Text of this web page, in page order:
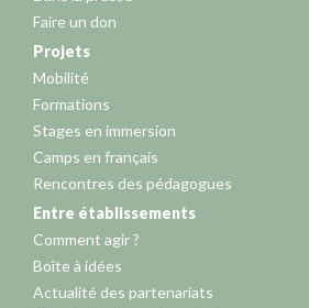
Faire un don
Projets
Mobilité
Formations
Stages en immersion
Camps en français
Rencontres des pédagogues
Entre établissements
Comment agir ?
Boîte à idées
Actualité des partenariats